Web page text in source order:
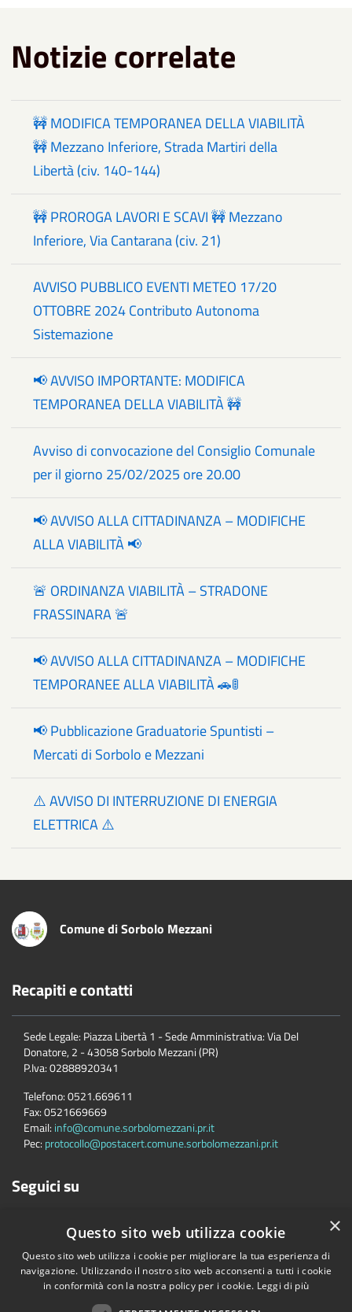
Notizie correlate
🚧 MODIFICA TEMPORANEA DELLA VIABILITÀ
🚧 Mezzano Inferiore, Strada Martiri della
Libertà (civ. 140-144)
🚧 PROROGA LAVORI E SCAVI 🚧 Mezzano
Inferiore, Via Cantarana (civ. 21)
AVVISO PUBBLICO EVENTI METEO 17/20
OTTOBRE 2024 Contributo Autonoma
Sistemazione
📢 AVVISO IMPORTANTE: MODIFICA
TEMPORANEA DELLA VIABILITÀ 🚧
Avviso di convocazione del Consiglio Comunale
per il giorno 25/02/2025 ore 20.00
📢 AVVISO ALLA CITTADINANZA – MODIFICHE
ALLA VIABILITÀ 📢
🚨 ORDINANZA VIABILITÀ – STRADONE
FRASSINARA 🚨
📢 AVVISO ALLA CITTADINANZA – MODIFICHE
TEMPORANEE ALLA VIABILITÀ 🚗🚦
📢 Pubblicazione Graduatorie Spuntisti –
Mercati di Sorbolo e Mezzani
⚠️ AVVISO DI INTERRUZIONE DI ENERGIA
ELETTRICA ⚠️
Comune di Sorbolo Mezzani
Recapiti e contatti
Sede Legale: Piazza Libertà 1 - Sede Amministrativa: Via Del
Donatore, 2 - 43058 Sorbolo Mezzani (PR)
P.Iva:02888920341
Telefono:0521.669611
Fax:0521669669
Email: info@comune.sorbolomezzani.pr.it
Pec: protocollo@postacert.comune.sorbolomezzani.pr.it
Seguici su
Accessibilità
×
Questo sito web utilizza cookie
Questo sito web utilizza i cookie per migliorare la tua esperienza di
navigazione. Utilizzando il nostro sito web acconsenti a tutti i cookie
in conformità con la nostra policy per i cookie. Leggi di più